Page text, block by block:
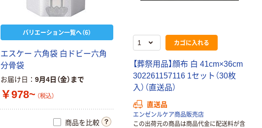
バリエーション一覧へ（6）
エスケー 六角袋 白ドビー六角
分骨袋
お届け日 9月4日（金）まで
￥978~ （税込）
商品を比較
カゴに入れる
【葬祭用品】顔布 白 41cm×36cm
302261157116 1セット（30枚
入）（直送品）
直送品
エンゼンルケア商品販売店
この出荷元の商品は商品代金に配送料が含